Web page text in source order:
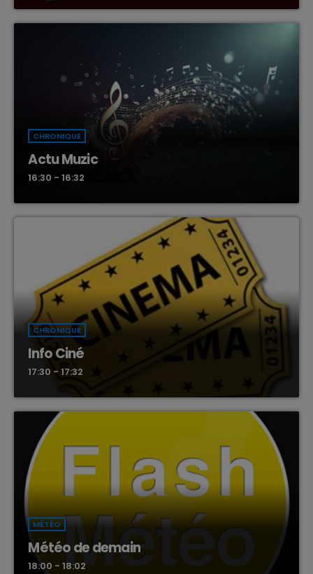
CHRONIQUE
Actu Muzic
16:30 - 16:32
CHRONIQUE
Info Ciné
17:30 - 17:32
MÉTÉO
Météo de demain
18:00 - 18:02